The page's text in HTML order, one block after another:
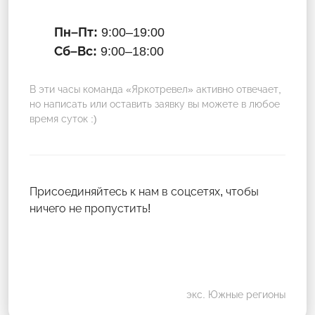
Пн–Пт: 9:00–19:00
Сб–Вс: 9:00–18:00
В эти часы команда «Яркотревел» активно отвечает,
но написать или оставить заявку вы можете в любое
время суток :)
Присоединяйтесь к нам в соцсетях, чтобы
ничего не пропустить!
экс. Южные регионы